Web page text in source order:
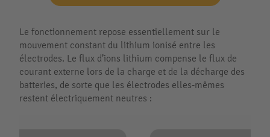
Le fonctionnement repose essentiellement sur le
mouvement constant du lithium ionisé entre les
électrodes. Le flux d’ions lithium compense le flux de
courant externe lors de la charge et de la décharge des
batteries, de sorte que les électrodes elles-mêmes
restent électriquement neutres :